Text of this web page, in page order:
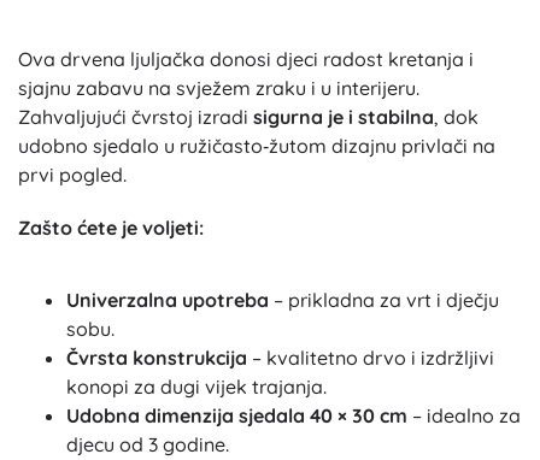
Ova drvena ljuljačka donosi djeci radost kretanja i
sjajnu zabavu na svježem zraku i u interijeru.
Zahvaljujući čvrstoj izradi sigurna je i stabilna, dok
udobno sjedalo u ružičasto‑žutom dizajnu privlači na
prvi pogled.
Zašto ćete je voljeti:
Univerzalna upotreba – prikladna za vrt i dječju
sobu.
Čvrsta konstrukcija – kvalitetno drvo i izdržljivi
konopi za dugi vijek trajanja.
Udobna dimenzija sjedala 40 × 30 cm – idealno za
djecu od 3 godine.